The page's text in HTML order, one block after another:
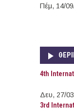
Πέμ, 14/
4th
Δευ, 27/
3rd